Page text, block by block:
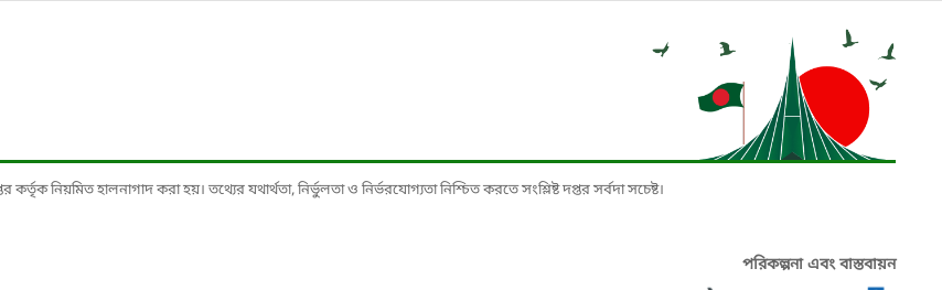
নিয়মিত হালনাগাদ করা হয়। তথ্যের যথার্থতা, নির্ভুলতা ও নির্ভরযোগ্যতা নিশ্চিত করতে সংশ্লিষ্ট দপ্তর সর্বদা সচেষ্ট।
পরিকল্পনা এবং বাস্তবায়ন